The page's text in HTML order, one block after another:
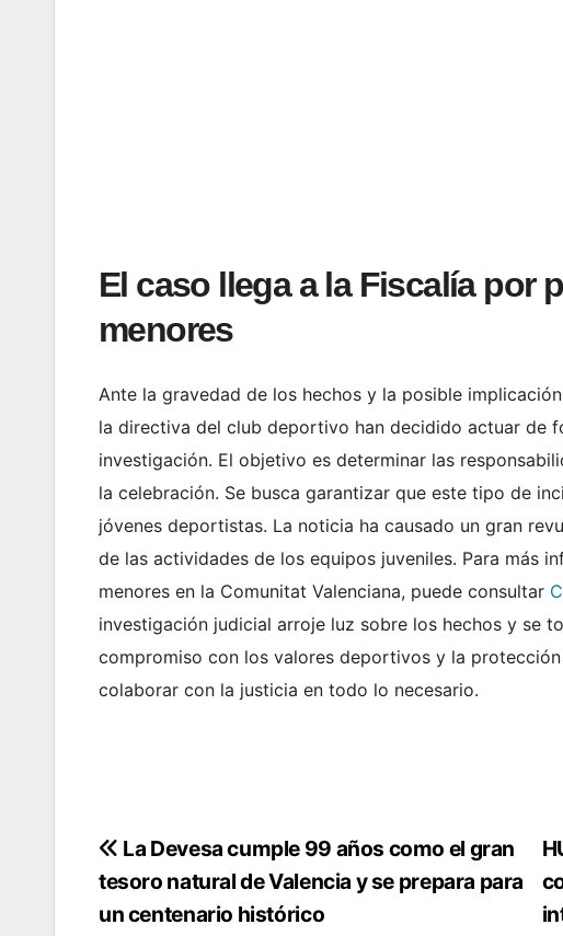
El caso llega a la Fiscalía por
menores
Ante la gravedad de los hechos y la posible
la directiva del club deportivo han decidido actuar de
investigación. El objetivo es determinar las
la celebración. Se busca garantizar que este tipo de
jóvenes deportistas. La noticia ha causado un gran
de las actividades de los equipos juveniles. Para más
menores en la Comunitat Valenciana, puede consultar
investigación judicial arroje luz sobre los hechos y se
compromiso con los valores deportivos y la
colaborar con la justicia en todo lo necesario.
Navegación
de
La Devesa cumple 99 años como el gran
tesoro natural de Valencia y se prepara para
un centenario histórico